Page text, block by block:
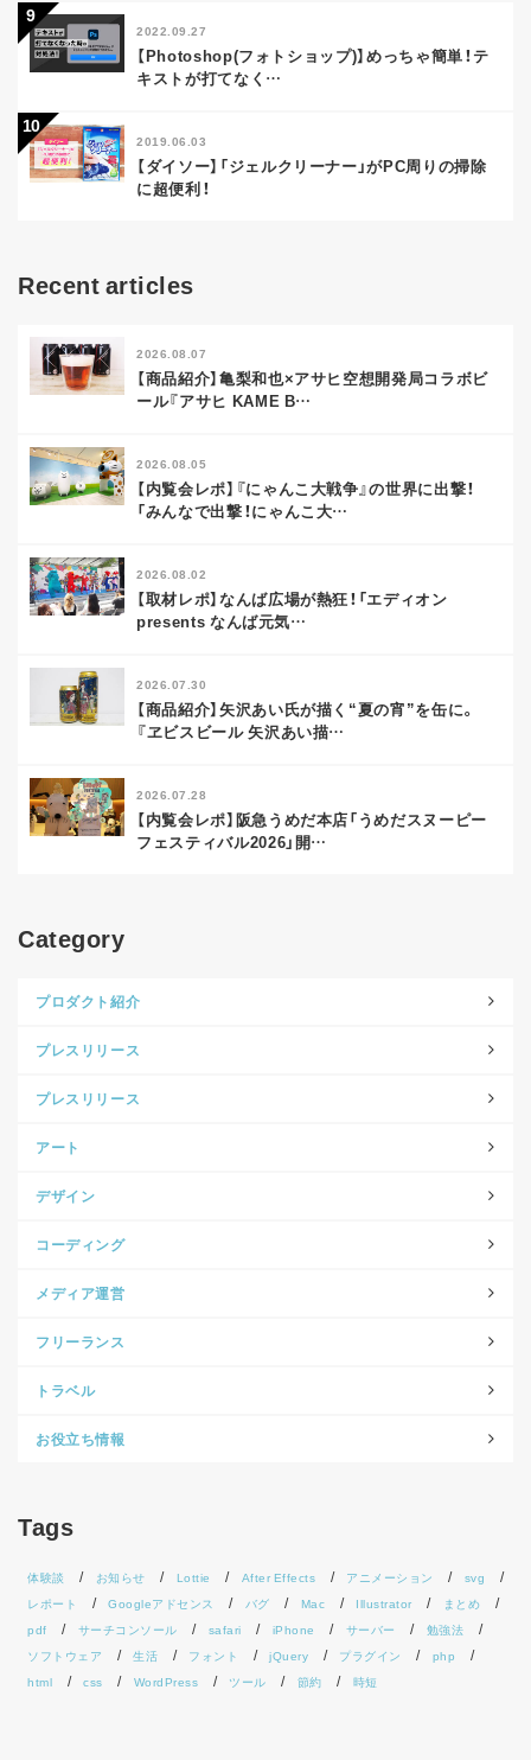
2022.09.27
【Photoshop(フォトショップ)】めっちゃ簡単！テ
キストが打てなく …
2019.06.03
【ダイソー】「ジェルクリーナー」がPC周りの掃除
に超便利！
Recent articles
2026.08.07
【商品紹介】亀梨和也×アサヒ空想開発局コラボビ
ール『アサヒ KAME B…
2026.08.05
【内覧会レポ】『にゃんこ大戦争』の世界に出撃！
「みんなで出撃！にゃんこ大…
2026.08.02
【取材レポ】なんば広場が熱狂！「エディオン
presents なんば元気…
2026.07.30
【商品紹介】矢沢あい氏が描く“夏の宵”を缶に。
『ヱビスビール 矢沢あい描…
2026.07.28
【内覧会レポ】阪急うめだ本店「うめだスヌーピー
フェスティバル2026」開…
Category
プロダクト紹介
プレスリリース
プレスリリース
アート
デザイン
コーディング
メディア運営
フリーランス
トラベル
お役立ち情報
Tags
体験談 お知らせ Lottie After Effects アニメーション
svg
レポート
Googleアドセンス バグ Mac Illustrator
まとめ
pdf
サーチコンソール safari iPhone サーバー
勉強法
ソフトウェア
生活 フォント jQuery プラグイン
php
html
css WordPress ツール 節約 時短